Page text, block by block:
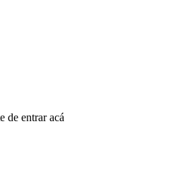
de entrar acá